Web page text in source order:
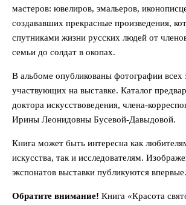
мастеров: ювелиров, эмальеров,
создававших прекрасные произведения,
спутниками жизни русских людей от
семьи до солдат в окопах.
В альбоме опубликованы фотографии всех
участвующих на выставке. Каталог
доктора искусствоведения, члена-
Ирины Леонидовны Бусевой-Давыдовой.
Книга может быть интересна как
искусства, так и исследователям.
экспонатов выставки публикуются впервые.
Обратите внимание! Книга «Красота